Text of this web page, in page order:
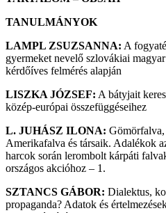
TANULMÁNYOK
LAMPL ZSUZSANNA: A
gyermeket nevelő szlovákiai
kérdőíves felmérés alapján
LISZKA JÓZSEF: A bátyjait
közép-európai összefüggéseihez
L. JUHÁSZ ILONA: Gömörfalva,
Amerikafalva és társaik. Adalékok
harcok során lerombolt kárpáti
országos akcióhoz – 1.
SZTANCS GÁBOR: Dialektus,
propaganda? Adatok és